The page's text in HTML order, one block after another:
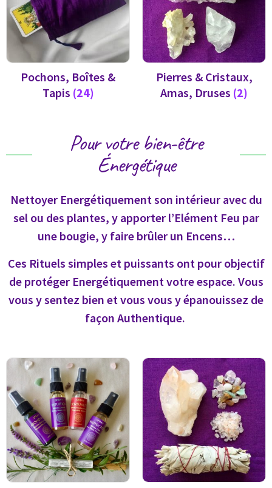
Pochons, Boîtes &
Tapis (24)
Pierres & Cristaux,
Amas, Druses (2)
Pour votre bien-être
Énergétique
Nettoyer Energétiquement son intérieur avec du
sel ou des plantes, y apporter l’Elément Feu par
une bougie, y faire brûler un Encens…
Ces Rituels simples et puissants ont pour objectif
de protéger Energétiquement votre espace. Vous
vous y sentez bien et vous vous y épanouissez de
façon Authentique.